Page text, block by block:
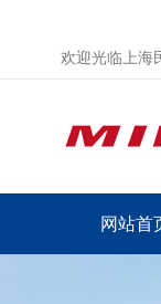
欢迎光临上海
网站首